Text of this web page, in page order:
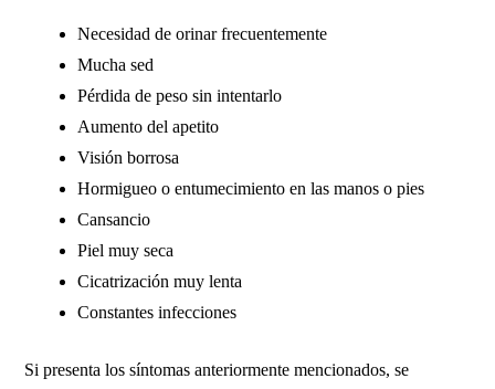
Necesidad de orinar frecuentemente
Mucha sed
Pérdida de peso sin intentarlo
Aumento del apetito
Visión borrosa
Hormigueo o entumecimiento en las manos o pies
Cansancio
Piel muy seca
Cicatrización muy lenta
Constantes infecciones
Si presenta los síntomas anteriormente mencionados, se